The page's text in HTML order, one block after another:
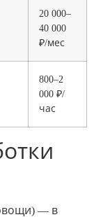
20 000–
40 000
₽/мес
800–2
000 ₽/
час
— в